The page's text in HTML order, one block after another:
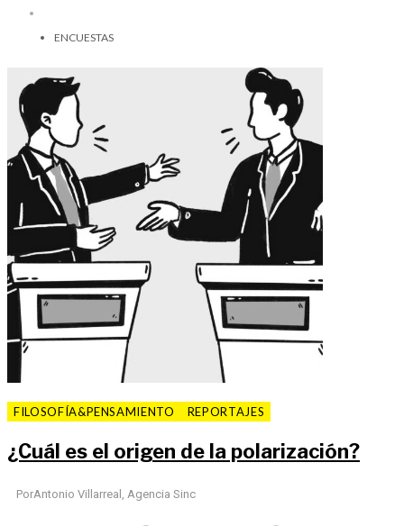
ENCUESTAS
FILOSOFÍA&PENSAMIENTO REPORTAJES
¿Cuál es el origen de la polarización?
PorAntonio Villarreal, Agencia Sinc